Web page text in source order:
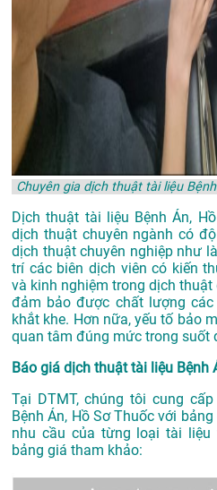
Chuyên gia dịch thuật tài liệu
Dịch thuật tài liệu Bệnh Án,
dịch thuật chuyên ngành có
dịch thuật chuyên nghiệp như là
trí các biên dịch viên có kiến
và kinh nghiệm trong dịch
đảm bảo được chất lượng
khắt khe. Hơn nữa, yếu tố bảo
quan tâm đúng mức trong suốt
Báo giá dịch thuật tài liệu Bệnh
Tại DTMT, chúng tôi cung
Bệnh Án, Hồ Sơ Thuốc với
nhu cầu của từng loại tài
bảng giá tham khảo: